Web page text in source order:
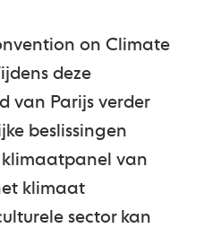
on Climate
deze
van Parijs verder
beslissingen
klimaatpanel van
klimaat
sector kan